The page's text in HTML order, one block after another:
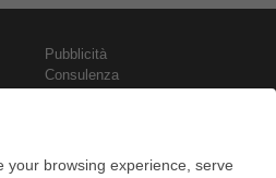
Pubblicità
Consulenza